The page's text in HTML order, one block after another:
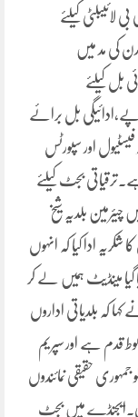
102045500جبکہ سی سی بی لائیبلٹی کیلئے
کی مد میں
بل کیلئے
بل بجلی دفتر 380000 روپے،ادائیگی بل برائے
بل پٹرول 1570000،یوتھ فیسٹیول اور سپورٹس
گئی ہے۔ترقیاتی بجٹ کیلئے
چیئرمین بلدیہ شیخ
ادا کیا کہ انہوں
مینڈیٹ ہمیں لے کر
کہا کہ بلدیاتی اداروں
قدم ہے اور سپریم
حقیقی نمائندوں
میں بجٹ